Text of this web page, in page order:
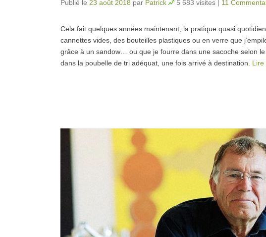
Publié le 23 août 2018 par Patrick 5 683 visites | 11
Cela fait quelques années maintenant, la pratique quasi
cannettes vides, des bouteilles plastiques ou en verre que
grâce à un sandow… ou que je fourre dans une sacoche selon
dans la poubelle de tri adéquat, une fois arrivé à destination. Lire